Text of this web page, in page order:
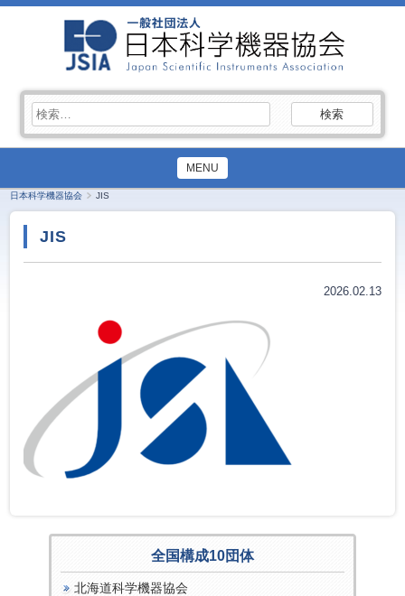
索:
MENU
日本科学機器協会 JIS
JIS
2026.02.13
全国構成10団体
北海道科学機器協会